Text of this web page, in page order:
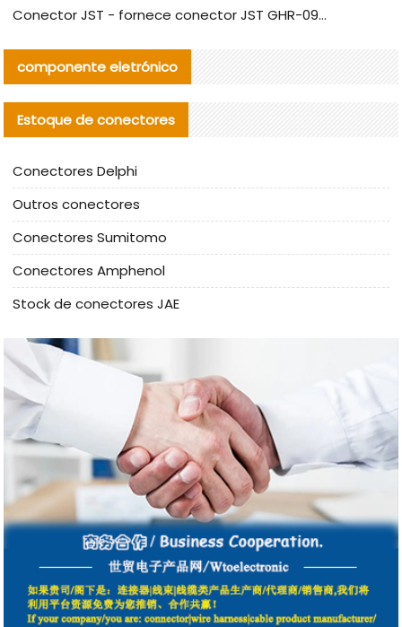
Conector JST - fornece conector JST GHR-09V-S autêntico | substituto
componente eletrónico
Estoque de conectores
Conectores Delphi
Outros conectores
Conectores Sumitomo
Conectores Amphenol
Stock de conectores JAE